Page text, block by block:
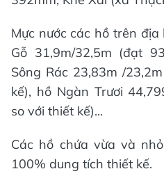
Mực nước các hồ trên
Gỗ 31,9m/32,5m (đạt
Sông Rác 23,83m /
kế), hồ Ngàn Trươi
so với thiết kế)...
Các hồ chứa vừa và
100% dung tích thiết kế.